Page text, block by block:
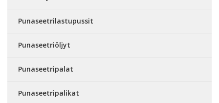
Punaseetrilastupussit
Punaseetriöljyt
Punaseetripalat
Punaseetripalikat